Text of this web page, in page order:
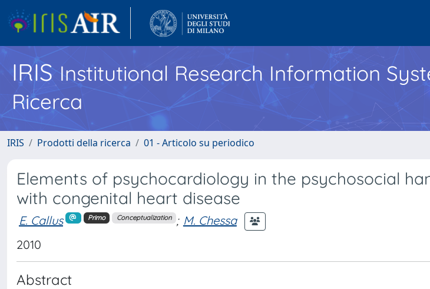
IRISInstitutional Research Information
Ricerca
IRIS Prodotti della ricerca 01 - Articolo su periodico
Elements of psychocardiology in the psychosocial
with congenital heart disease
E. Callus Primo Conceptualization ; M. Chessa
2010
Abstract